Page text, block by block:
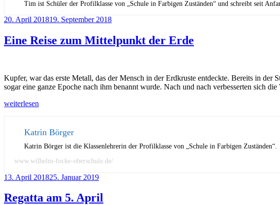
Tim ist Schüler der Profilklasse von „Schule in Farbigen Zuständen“ und schreibt seit
Veröffentlicht
20. April 201819. September 2018
Eine Reise zum Mittelpunkt der Erde
Kupfer, war das erste Metall, das der Mensch in der Erdkruste entdeckte. Bereits in
sogar eine ganze Epoche nach ihm benannt wurde. Nach und nach verbesserten sich
„Eine
Mittelpunkt
weiterlesen
Katrin Börger
Katrin Börger ist die Klassenlehrerin der Profilklasse von „Schule in Farbigen Zuständen“.
www.wilhelm-focke-oberschule.de/
Veröffentlicht
13. April 201825. Januar 2019
Regatta am 5. April